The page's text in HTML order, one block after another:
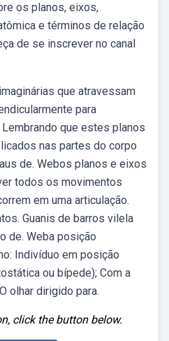
os planos, eixos,
e términos de relação
de se inscrever no canal
que atravessam
para
que estes planos
nas partes do corpo
de. Webos planos e eixos
todos os movimentos
em uma articulação.
Guanis de barros vilela
de. Weba posição
Indivíduo em posição
ou bípede); Com a
olhar dirigido para.
click the button below.